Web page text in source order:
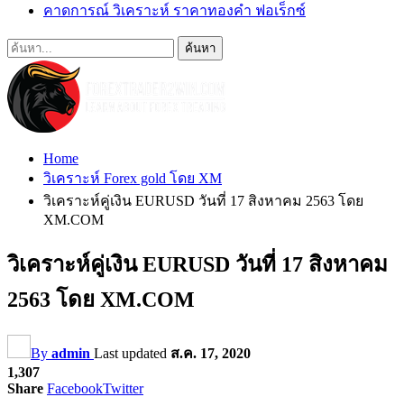
คาดการณ์ วิเคราะห์ ราคาทองคำ ฟอเร็กซ์
Home
วิเคราะห์ Forex gold โดย XM
วิเคราะห์คู่เงิน EURUSD วันที่ 17 สิงหาคม 2563 โดย
XM.COM
วิเคราะห์คู่เงิน EURUSD วันที่ 17 สิงหาคม
2563 โดย XM.COM
By admin Last updated ส.ค. 17, 2020
1,307
Share FacebookTwitter